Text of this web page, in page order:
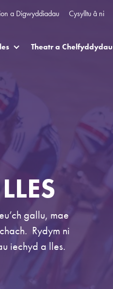
a Digwyddiadau Cysylltu â ni
Theatr a Chelfyddydau
gallu, mae
Rydym ni
iechyd a lles.